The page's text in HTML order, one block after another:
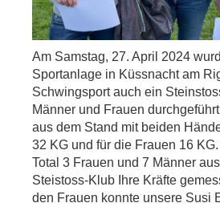
Am Samstag, 27. April 2024
Sportanlage in Küssnacht am
Schwingsport auch ein
Männer und Frauen
aus dem Stand mit beiden
32 KG und für die Frauen 16
Total 3 Frauen und 7 Männer
Steistoss-Klub Ihre Kräfte
den Frauen konnte unsere Susi